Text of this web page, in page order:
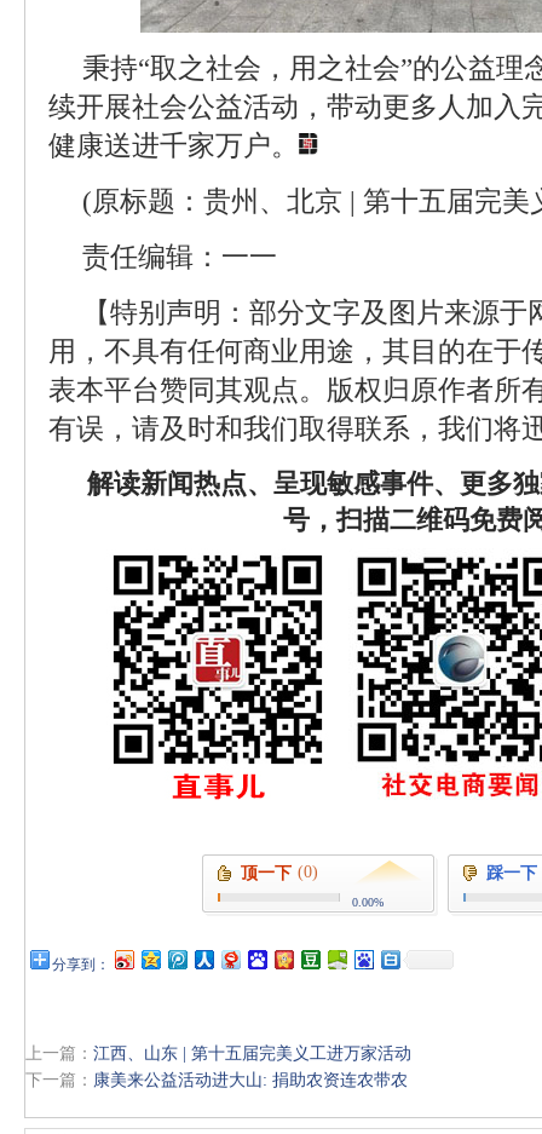
秉持“取之社会，用之社会”的公益理
续开展社会公益活动，带动更多人加入
健康送进千家万户。
(原标题：贵州、北京 | 第十五届完美
责任编辑：一一
【特别声明：部分文字及图片来源
用，不具有任何商业用途，其目的在于
表本平台赞同其观点。版权归原作者所
有误，请及时和我们取得联系，我们将
解读新闻热点、呈现敏感事件、更多
号，扫描二维码免费
顶一下 (0)
0.00%
踩一下
分享到：
上一篇： 江西、山东 | 第十五届完美义工进万家活动
下一篇： 康美来公益活动进大山: 捐助农资连农带农